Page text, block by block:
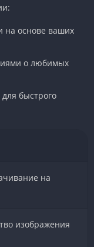
на основе ваших
о любимых
быстрого
на
изображения